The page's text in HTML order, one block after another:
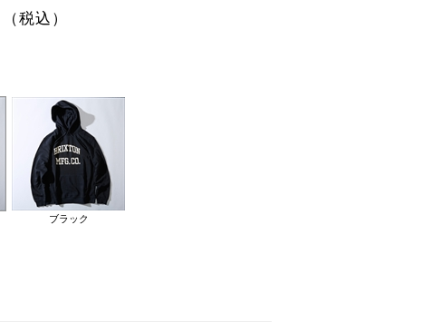
（税込）
ブラック